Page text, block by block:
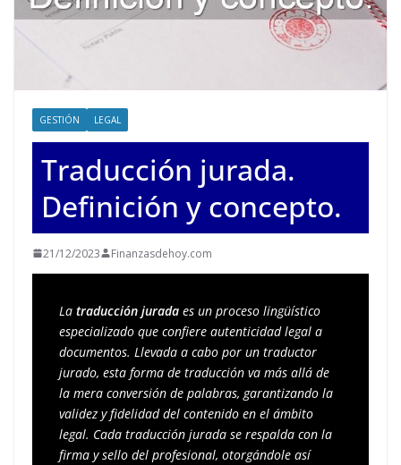
GESTIÓN LEGAL
Traducción jurada.
Definición y concepto.
21/12/2023 Finanzasdehoy.com
La traducción jurada es un proceso lingüístico
especializado que confiere autenticidad legal a
documentos. Llevada a cabo por un traductor
jurado, esta forma de traducción va más allá de
la mera conversión de palabras, garantizando la
validez y fidelidad del contenido en el ámbito
legal. Cada traducción jurada se respalda con la
firma y sello del profesional, otorgándole así